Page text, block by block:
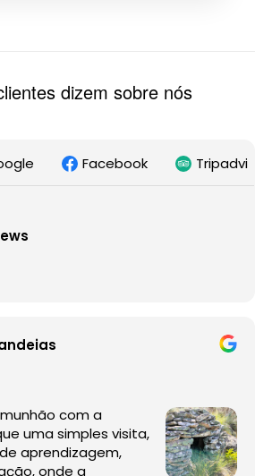
dizem sobre nós
Facebook
com a
uma simples visita,
aprendizagem,
onde a